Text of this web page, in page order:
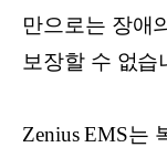
만으로는 장애
보장할 수 없습
Zenius EMS는